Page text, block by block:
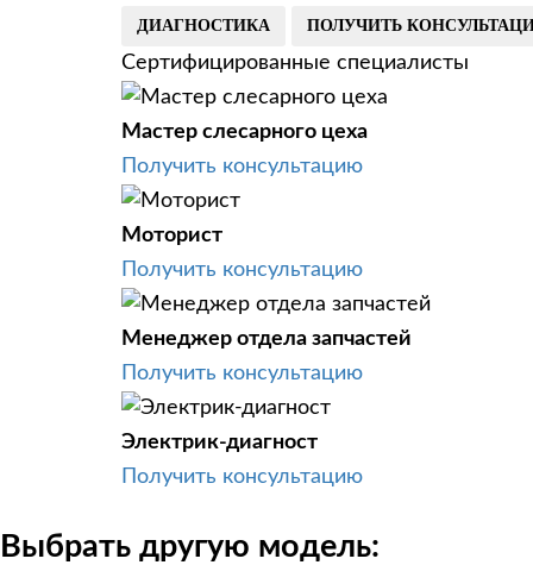
ДИАГНОСТИКА ПОЛУЧИТЬ
Сертифицированные специалисты
Мастер слесарного цеха
Получить консультацию
Моторист
Получить консультацию
Менеджер отдела запчастей
Получить консультацию
Электрик-диагност
Получить консультацию
Выбрать другую модель: